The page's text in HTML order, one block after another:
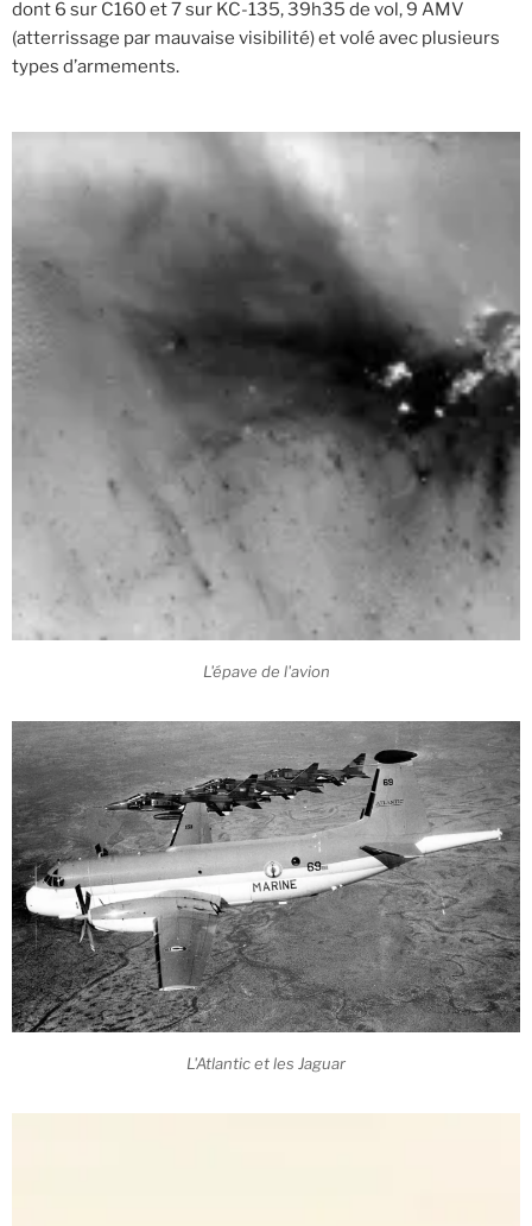
dont 6 sur C160 et 7 sur KC-135, 39h35 de vol, 9 AMV
(atterrissage par mauvaise visibilité) et volé avec plusieurs
types d’armements.
L'épave de l'avion
L'Atlantic et les Jaguar